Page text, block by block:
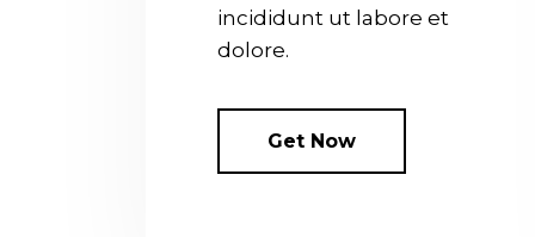
incididunt ut labore et
dolore.
Get Now